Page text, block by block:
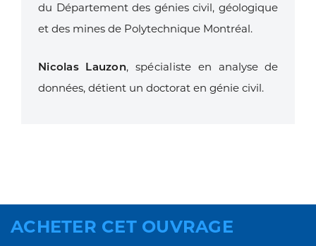
du Département des géniescivil, géologique
et des mines de Polytechnique Montréal.
Nicolas Lauzon, spécialisteen analyse de
données, détient un doctorat en génie civil.
ACHETER CET OUVRAGE